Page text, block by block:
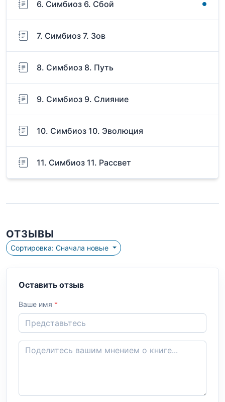
6. Симбиоз 6. Сбой
7. Симбиоз 7. Зов
8. Симбиоз 8. Путь
9. Симбиоз 9. Слияние
10. Симбиоз 10. Эволюция
11. Симбиоз 11. Рассвет
ОТЗЫВЫ
Сортировка: Сначала новые
Оставить отзыв
Ваше имя *